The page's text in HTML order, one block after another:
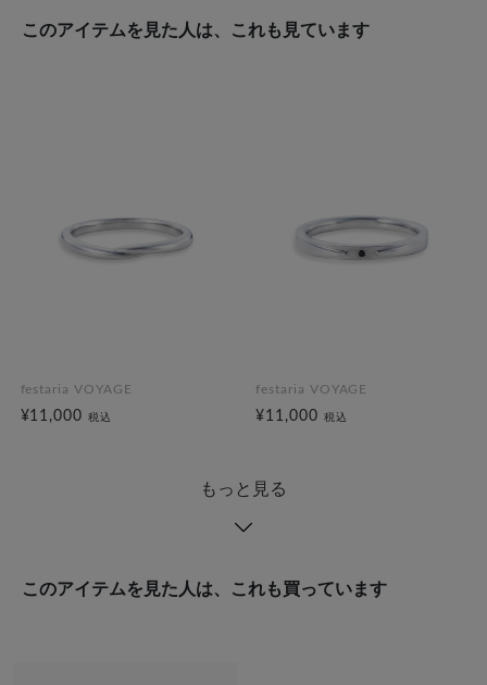
このアイテムを見た人は、これも見ています
festaria VOYAGE
¥11,000税込
festaria VOYAGE
¥11,000 税込
もっと見る
このアイテムを見た人は、これも買っています